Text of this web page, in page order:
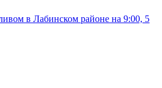
в Лабинском районе на 9:00, 5